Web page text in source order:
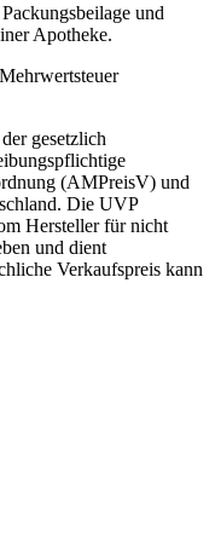
und
Apotheke.
gesetzlich
(AMPreisV) und
Die UVP
Hersteller für nicht
und dient
Verkaufspreis kann